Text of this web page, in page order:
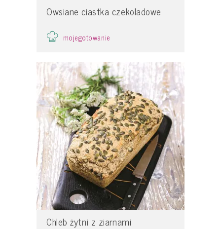
Owsiane ciastka czekoladowe
mojegotowanie
Chleb żytni z ziarnami